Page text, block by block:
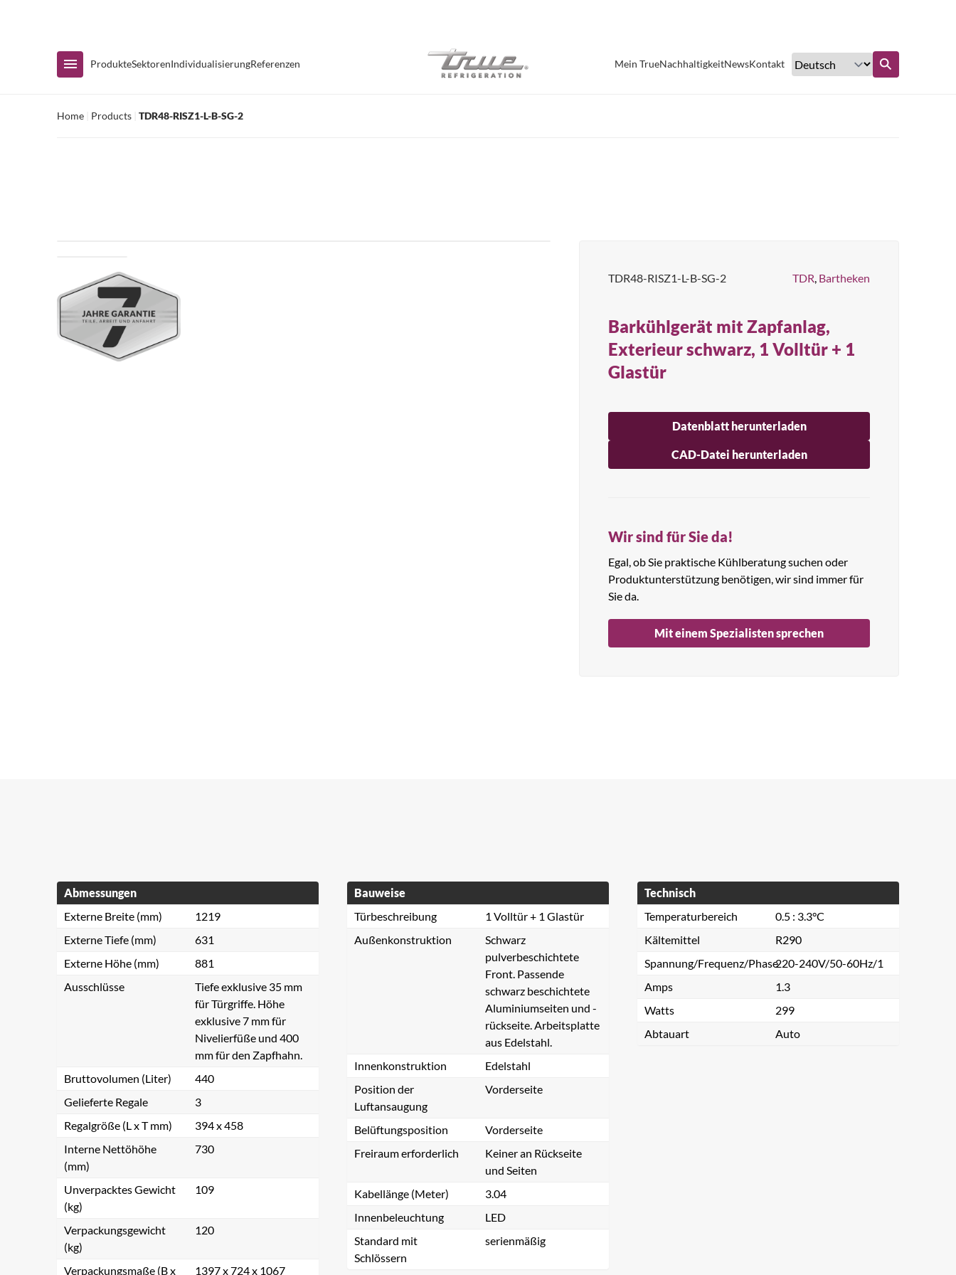
Produkte
Zubereitungstische
Standgeräte Gastronorm
SektorenIndividualisierungReferenzen Mein TrueNachhaltigkeitNewsKontakt
Home Products TDR48-RISZ1-L-B-SG-2
TDR48-RISZ1-L-B-SG-2 TDR, Bartheken
Barkühlgerät mit Zapfanlag,
Exterieur schwarz, 1 Volltür + 1
Glastür
Datenblatt herunterladen
CAD-Datei herunterladen
Wir sind für Sie da!
Egal, ob Sie praktische Kühlberatung suchen oder
Produktunterstützung benötigen, wir sind immer für
Sie da.
Mit einem Spezialisten sprechen
Abmessungen
Externe Breite (mm)
1219
Externe Tiefe (mm)
631
Externe Höhe (mm)
881
Ausschlüsse
Tiefe exklusive 35 mm
für Türgriffe. Höhe
exklusive 7 mm für
Nivelierfüße und 400
mm für den Zapfhahn.
Bruttovolumen (Liter)
440
Gelieferte Regale
3
Regalgröße (L x T mm)
394 x 458
Interne Nettöhöhe
(mm)
730
Unverpacktes Gewicht
(kg)
109
Verpackungsgewicht
(kg)
120
Verpackungsmaße (B x
1397 x 724 x 1067
Bauweise
Türbeschreibung
1 Volltür + 1 Glastür
Außenkonstruktion
Schwarz
pulverbeschichtete
Front. Passende
schwarz beschichtete
Aluminiumseiten und -
rückseite. Arbeitsplatte
aus Edelstahl.
Innenkonstruktion
Edelstahl
Position der
Luftansaugung
Vorderseite
Belüftungsposition
Vorderseite
Freiraum erforderlich
Keiner an Rückseite
und Seiten
Kabellänge (Meter)
3.04
Innenbeleuchtung
LED
Standard mit
Schlössern
serienmäßig
Technisch
Temperaturbereich
0.5 : 3.3°C
Kältemittel
R290
Spannung/Frequenz/Phase220-240V/50-60Hz/1
Amps
1.3
Watts
299
Abtauart
Auto